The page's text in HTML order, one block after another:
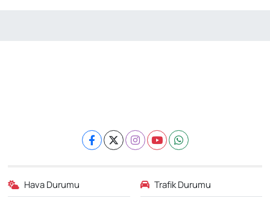
Hava Durumu Trafik Durumu